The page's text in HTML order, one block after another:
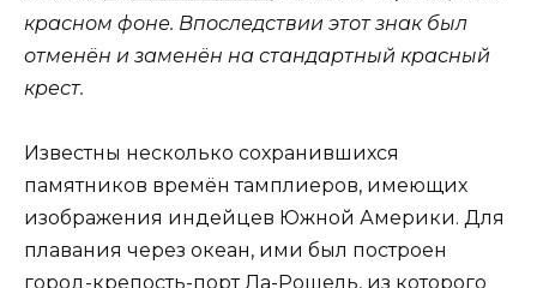
красном фоне. Впоследствии этот знак был
отменён и заменён на стандартный красный
крест.
Известны несколько сохранившихся
памятников времён тамплиеров, имеющих
изображения индейцев Южной Америки. Для
плавания через океан, ими был построен
город-крепость-портЛа-Рошель, из которого